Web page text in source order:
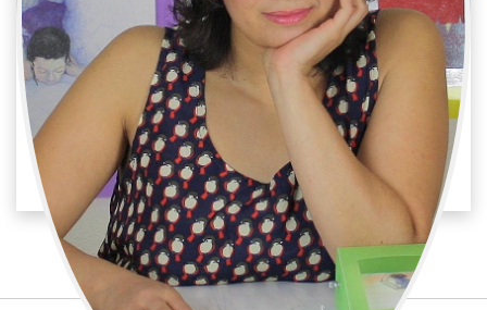
Ana María Serpa Toledo
Televisión / Arte
Atrecista